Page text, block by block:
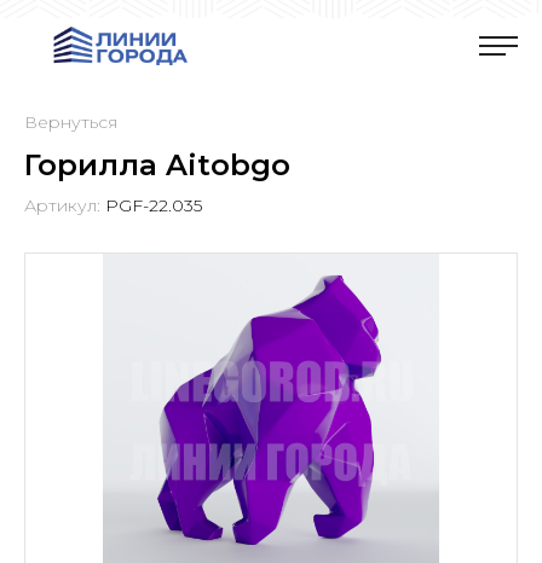
Вернуться
Горилла Aitobgo
Артикул: PGF-22.035